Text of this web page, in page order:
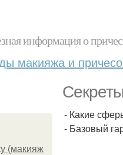
информация о
макияжа и
(макияж
- Какие
- Базовый